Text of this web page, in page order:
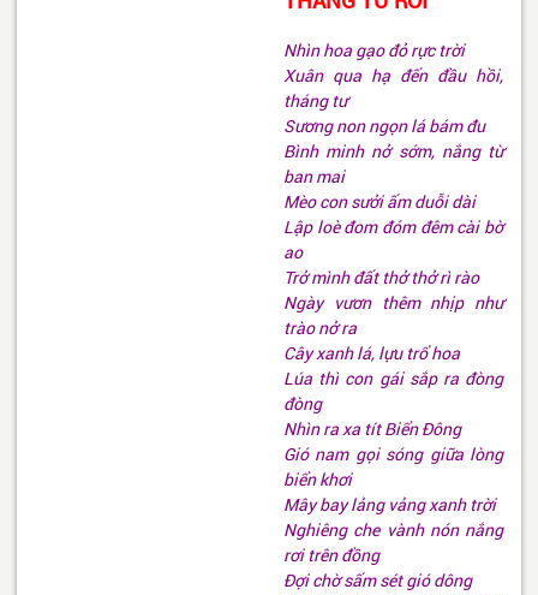
Nhìn hoa gạo đỏ rực trời
Xuân qua hạ đến đầu hồi,
tháng tư
Sương non ngọn lá bám đu
Bình minh nở sớm, nắng từ
ban mai
Mèo con sưởi ấm duỗi dài
Lập loè đom đóm đêm cài bờ
ao
Trở mình đất thở thở rì rào
Ngày vươn thêm nhịp như
trào nở ra
Cây xanh lá, lựu trổ hoa
Lúa thì con gái sắp ra đòng
đòng
Nhìn ra xa tít Biển Đông
Gió nam gọi sóng giữa lòng
biển khơi
Mây bay lảng vảng xanh trời
Nghiêng che vành nón nắng
rơi trên đồng
Đợi chờ sấm sét gió dông